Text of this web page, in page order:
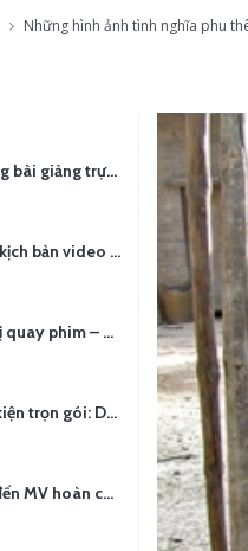
Những hình ảnh tình nghĩa phu
Quay & dựng bài giảng trực tuyến – Xu hướng đào tạo thời đại số
Dịch vụ viết kịch bản video – Bước quan trọng quyết định thành công nội dung
Thuê thiết bị quay phim – chụp ảnh: Giải pháp tối ưu chi phí cho doanh nghiệp
Tổ chức sự kiện trọn gói: Doanh nghiệp được gì khi chọn đơn vị chuyên nghiệp?
Từ ý tưởng đến MV hoàn chỉnh: giải pháp trọn gói tại YCN Media